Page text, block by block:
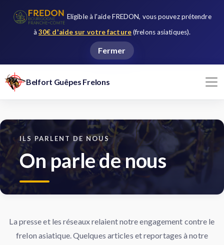
Eligible à l'aide FREDON, vous pouvez prétendre
à30€ d'aide sur votre facture(frelons asiatiques).
Fermer
Belfort Guêpes Frelons
ILS PARLENT DE NOUS
On parle de nous
La presse et les réseaux relaient notre engagement contre le
frelon asiatique. Quelques articles et reportages à notre